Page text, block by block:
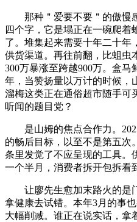
那种＂爱要不要＂的傲慢感
四个字，它是塌正在一碗爬着
了。堆集起来需要十年二十年
供货渠道。再往前翻，比蛆虫
300万暴涨至跨越900万。盒马
年，当赞扬量以万计的时候，
溜梅这类正在通俗超市随手可
听闻的题目党？
是山姆的焦点合作力。
的畅后目标，以至不是第五次
条里发觉了不应呈现的工具。
一个半月，消费者拆开包拆看
让廖先生愈加末路火的是门
拿健康去试错。本年3月的事
大幅削减。谁正在说实话，拿